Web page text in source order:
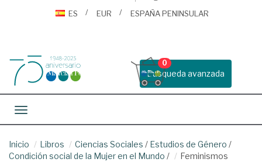
ES
EUR ESPAÑA PENINSULAR
Busqueda avanzada
0
Toggle navigation
Inicio Libros Ciencias Sociales / Estudios de Género /
Condición social de la Mujer en el Mundo / Feminismos